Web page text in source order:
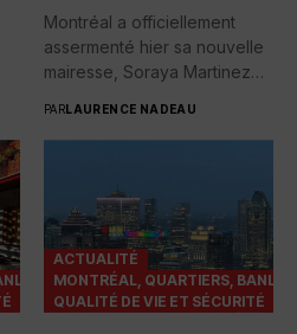
Montréal a officiellement
assermenté hier sa nouvelle
mairesse, Soraya Martinez
PAR LAURENCE NADEAU
ACTUALITÉ
MONTRÉAL, QUARTIERS,
QUALITÉ DE VIE ET SÉCURITÉ